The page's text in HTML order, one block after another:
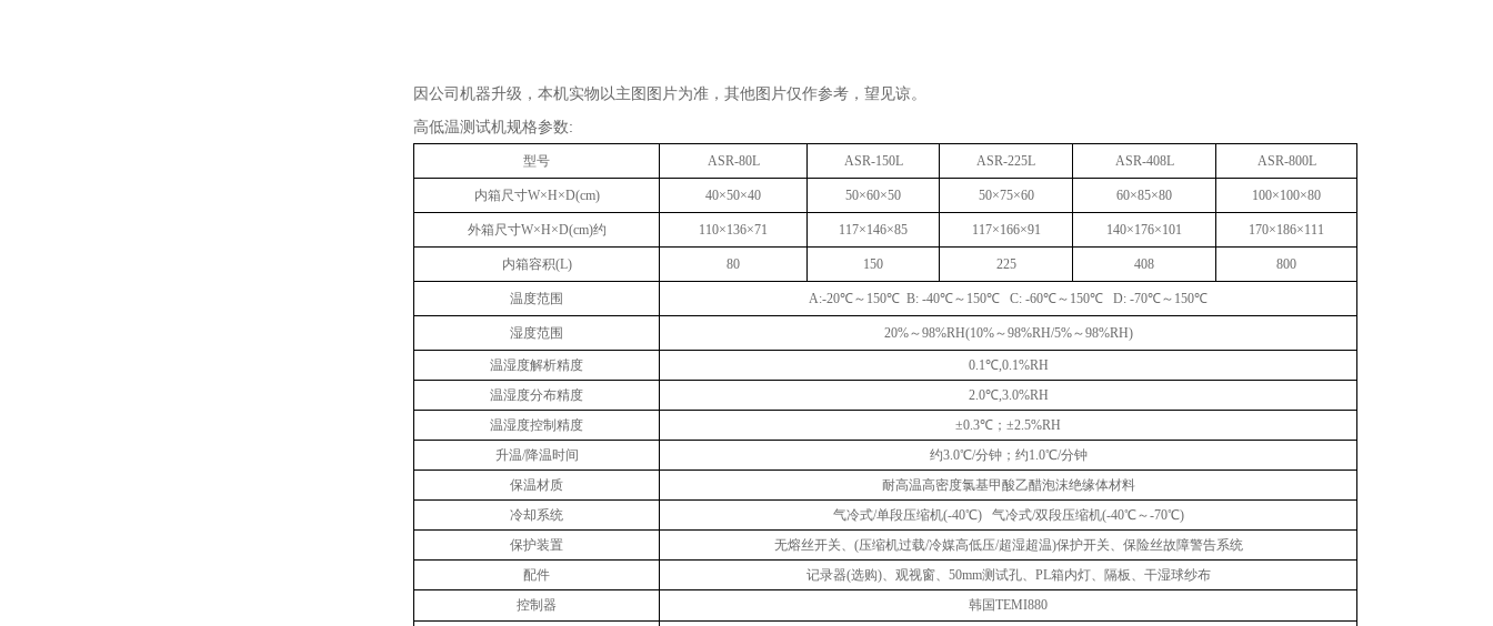
因公司机器升级，本机实物以主图图片为准，其他图片仅作参考，望见谅。
高低温测试机规格参数:
型号 ASR-80L ASR-150L ASR-225L ASR-408L ASR-800L
内箱尺寸W×H×D(cm) 40×50×40 50×60×50 50×75×60 60×85×80 100×100×80
外箱尺寸W×H×D(cm)约 110×136×71 117×146×85 117×166×91 140×176×101 170×186×111
内箱容积(L) 80 150 225 408 800
温度范围 A:-20℃～150℃ B: -40℃～150℃ C: -60℃～150℃ D: -70℃～150℃
湿度范围 20%～98%RH(10%～98%RH/5%～98%RH)
温湿度解析精度
0.1℃,0.1%RH
温湿度分布精度
2.0℃,3.0%RH
温湿度控制精度
±0.3℃；±2.5%RH
升温/降温时间
约3.0℃/分钟；约1.0℃/分钟
保温材质
耐高温高密度氯基甲酸乙醋泡沫绝缘体材料
冷却系统
气冷式/单段压缩机(-40℃) 气冷式/双段压缩机(-40℃～-70℃)
保护装置
无熔丝开关、(压缩机过载/冷媒高低压/超湿超温)保护开关、保险丝故障警告系统
配件
记录器(选购)、观视窗、50mm测试孔、PL箱内灯、隔板、干湿球纱布
控制器
韩国TEMI880